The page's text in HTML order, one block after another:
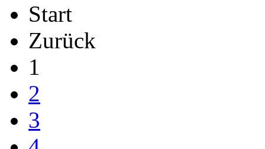
Start
Zurück
1
2
3